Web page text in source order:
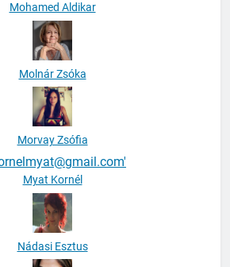
Mohamed Aldikar
Molnár Zsóka
Morvay Zsófia
Myat Kornél
Nádasi Esztus